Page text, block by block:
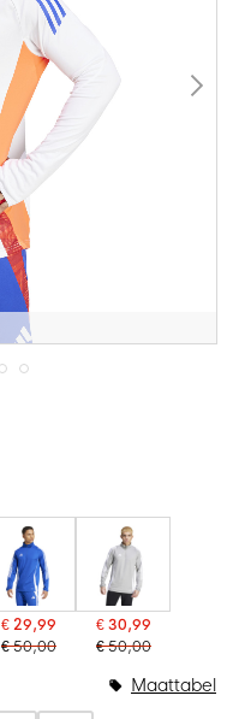
€ 29,99
€ 50,00
€ 30,99
€ 50,00
Maattabel